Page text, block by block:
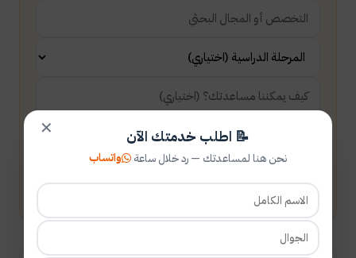
أرسل طلبك
✕ 📝 اطلب خدمتك الآن
نحن هنا لمساعدتك — رد خلال ساعة واتساب